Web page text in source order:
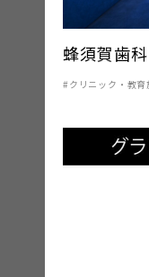
蜂須賀歯
クリニック・教育